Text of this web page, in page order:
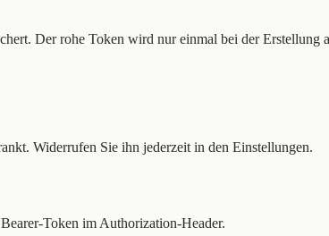
Der rohe Token wird nur einmal bei der Erstellung
Widerrufen Sie ihn jederzeit in den Einstellungen.
Token im Authorization-Header.